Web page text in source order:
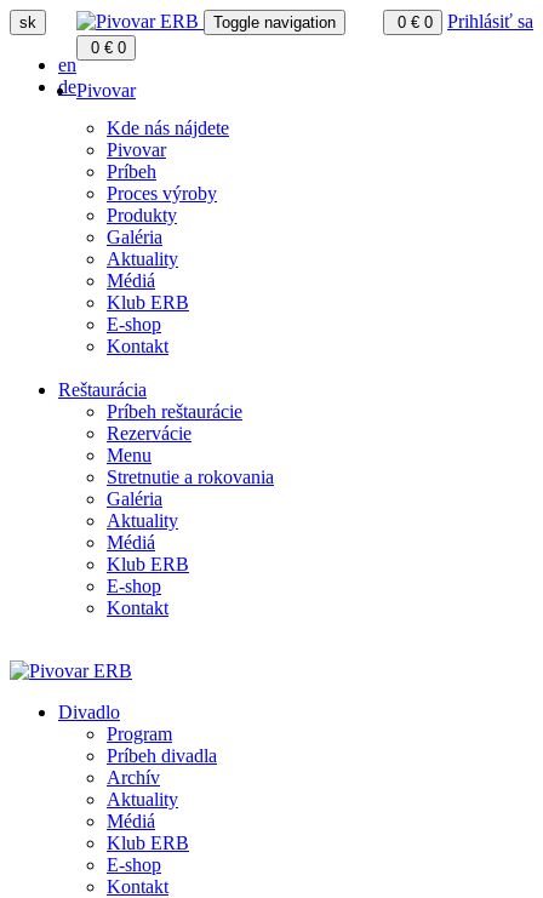
sk
en
de
0 € 0 Prihlásiť sa
Toggle navigation
0 € 0
Pivovar
Kde nás nájdete
Pivovar
Príbeh
Proces výroby
Produkty
Galéria
Aktuality
Médiá
Klub ERB
E-shop
Kontakt
Reštaurácia
Príbeh reštaurácie
Rezervácie
Menu
Stretnutie a rokovania
Galéria
Aktuality
Médiá
Klub ERB
E-shop
Kontakt
Divadlo
Program
Príbeh divadla
Archív
Aktuality
Médiá
Klub ERB
E-shop
Kontakt